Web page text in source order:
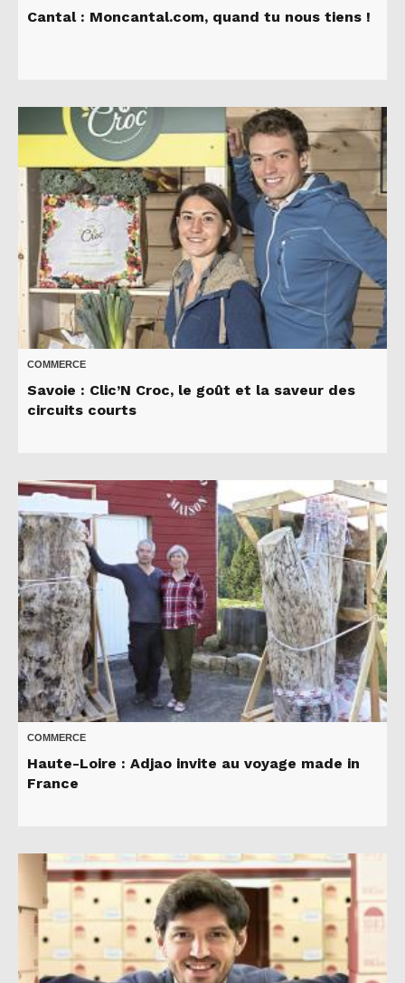
Cantal : Moncantal.com, quand tu nous tiens !
COMMERCE
Savoie : Clic’N Croc, le goût et la saveur des
circuits courts
COMMERCE
Haute-Loire : Adjao invite au voyage made in
France